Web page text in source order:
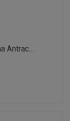
Antrac...